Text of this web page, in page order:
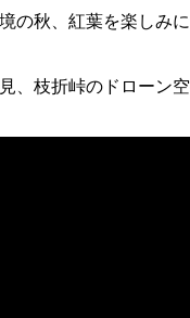
の秋、紅葉を楽しみ
、枝折峠のドローン